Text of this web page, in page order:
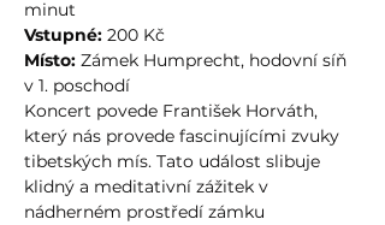
Vstupné: 200 Kč
Místo: Zámek Humprecht, hodovní síň
v 1. poschodí
Koncert povede František Horváth,
který nás provede fascinujícími zvuky
tibetských mís. Tato událost slibuje
klidný a meditativní zážitek v
nádherném prostředí zámku